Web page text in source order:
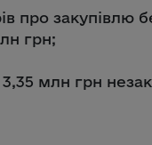
про закупівлю
грн;
млн грн